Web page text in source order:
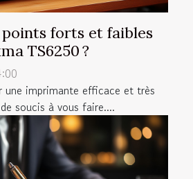
forts et faibles
TS6250 ?
une imprimante efficace et très
soucis à vous faire....